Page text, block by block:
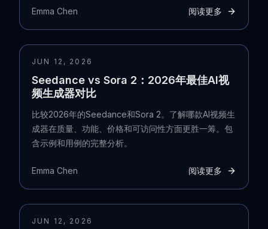
Emma Chen 阅读更多
JUN 12, 2026
Seedance vs Sora 2：2026年最佳AI视
频生成器对比
比较2026年的Seedance和Sora 2。了解哪款AI视频生
成器在质量、功能、价格和可访问性方面更胜一筹。包
含示例和用例的完整分析。
Emma Chen 阅读更多
JUN 12, 2026